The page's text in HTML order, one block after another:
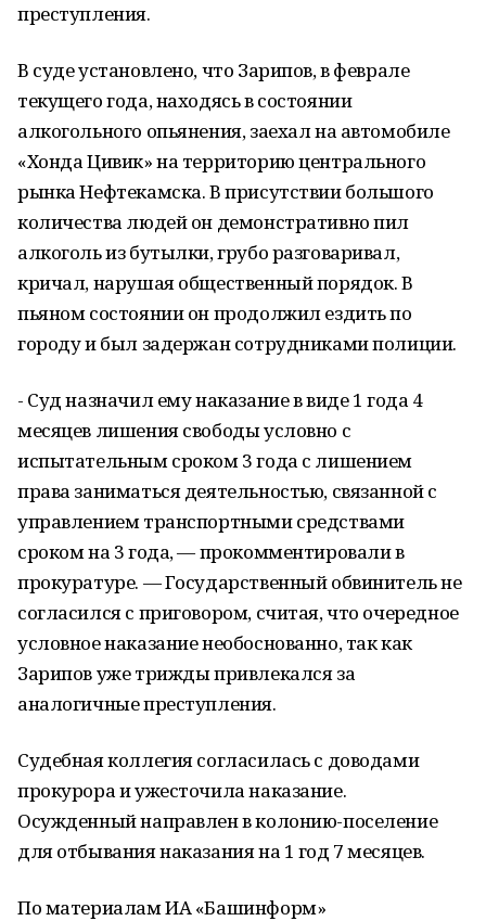
преступления.
В суде установлено, что Зарипов, в феврале
текущего года, находясь в состоянии
алкогольного опьянения, заехал на автомобиле
«Хонда Цивик» на территорию центрального
рынка Нефтекамска. В присутствии большого
количества людей он демонстративно пил
алкоголь из бутылки, грубо разговаривал,
кричал, нарушая общественный порядок. В
пьяном состоянии он продолжил ездить по
городу и был задержан сотрудниками полиции.
- Суд назначил ему наказание в виде 1 года 4
месяцев лишения свободы условно с
испытательным сроком 3 года с лишением
права заниматься деятельностью, связанной с
управлением транспортными средствами
сроком на 3 года, — прокомментировали в
прокуратуре. — Государственный обвинитель не
согласился с приговором, считая, что очередное
условное наказание необоснованно, так как
Зарипов уже трижды привлекался за
аналогичные преступления.
Судебная коллегия согласилась с доводами
прокурора и ужесточила наказание.
Осужденный направлен в колонию-поселение
для отбывания наказания на 1 год 7 месяцев.
По материалам ИА «Башинформ»